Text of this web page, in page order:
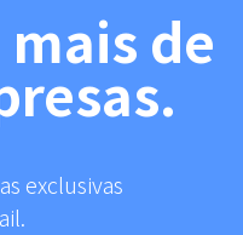
de
exclusivas